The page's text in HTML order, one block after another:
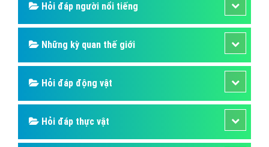
Hỏi đáp người nổi tiếng
Những kỳ quan thế giới
Hỏi đáp động vật
Hỏi đáp thực vật